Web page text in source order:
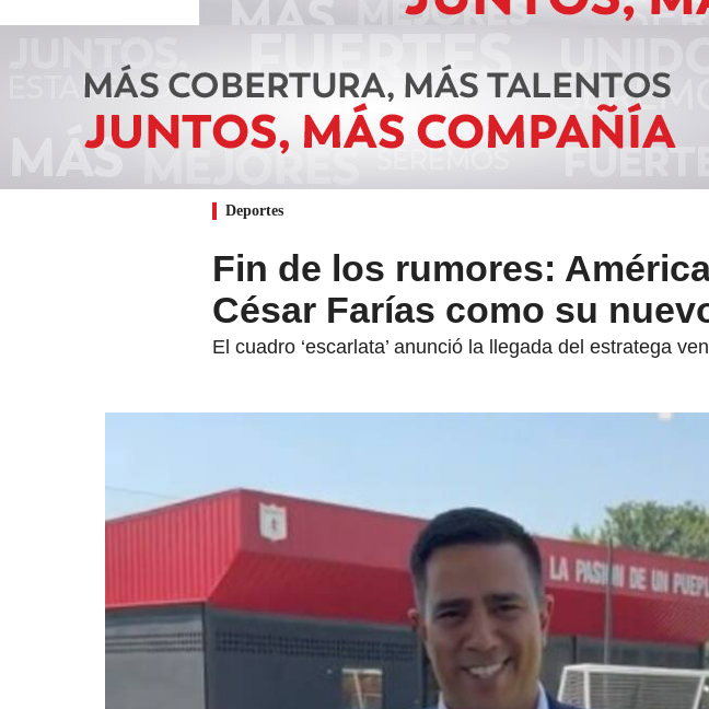
Deportes
Fin de los rumores:
César Farías como su
El cuadro ‘escarlata’ anunció la llegada del estratega